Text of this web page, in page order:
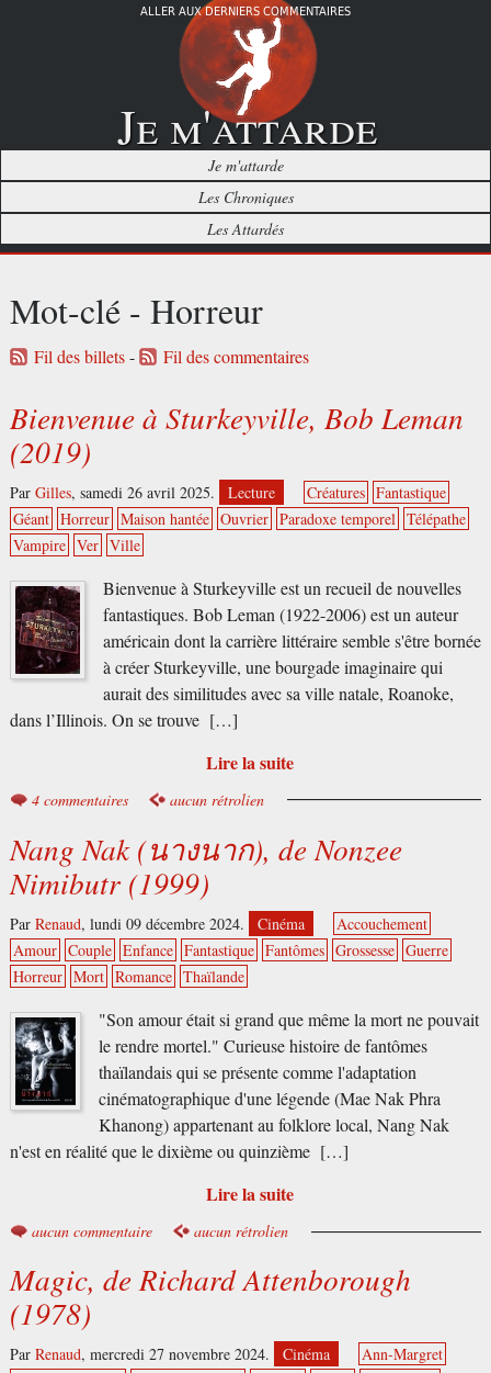
ALLER AUX DERNIERS COMMENTAIRES
Je m'attarde
Je m'attarde
Les Chroniques
Les Attardés
Mot-clé - Horreur
Fil des billets- Fil des commentaires
Bienvenue à Sturkeyville, Bob Leman
(2019)
Par Gilles, samedi 26 avril 2025. Lecture Créatures Fantastique
Géant Horreur Maison hantée Ouvrier Paradoxe temporel Télépathe
Vampire Ver Ville
Bienvenue à Sturkeyville est un recueil de nouvelles
fantastiques. Bob Leman (1922-2006) est un auteur
américain dont la carrière littéraire semble s'être bornée
à créer Sturkeyville, une bourgade imaginaire qui
aurait des similitudes avec sa ville natale, Roanoke,
dans l’Illinois. On se trouve […]
Lire la suite
4 commentaires aucun rétrolien
Nang Nak (นางนาก), de Nonzee
Nimibutr (1999)
Par Renaud, lundi 09 décembre 2024. Cinéma
Accouchement
Amour Couple Enfance Fantastique Fantômes Grossesse Guerre
Horreur Mort Romance Thaïlande
"Son amour était si grand que même la mort ne pouvait
le rendre mortel." Curieuse histoire de fantômes
thaïlandais qui se présente comme l'adaptation
cinématographique d'une légende (Mae Nak Phra
Khanong) appartenant au folklore local, Nang Nak
n'est en réalité que le dixième ou quinzième […]
Lire la suite
aucun commentaire aucun rétrolien
Magic, de Richard Attenborough
(1978)
Par Renaud, mercredi 27 novembre 2024. Cinéma
Ann-Margret